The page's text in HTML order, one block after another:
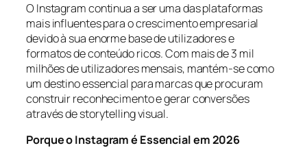
O Instagram continua a ser uma das plataformas
mais influentes para o crescimento empresarial
devido à sua enorme base de utilizadores e
formatos de conteúdo ricos. Com mais de 3 mil
milhões de utilizadores mensais, mantém-se como
um destino essencial para marcas que procuram
construir reconhecimento e gerar conversões
através de storytelling visual.
Porque o Instagram é Essencial em 2026